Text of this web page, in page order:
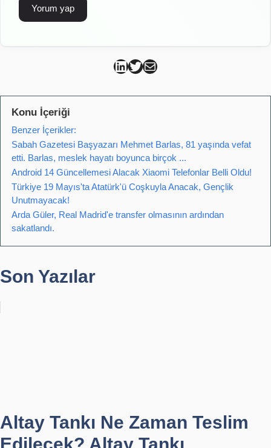
Can Kütahya Linkedin
Can Kütahya Twitter
Can Kütahya Mail
Konu İçeriği
Benzer İçerikler:
Sabah Gazetesi Başyazarı Mehmet Barlas, 81 yaşında vefat
etti. Barlas, meslek hayatı boyunca birçok ...
Android 14 Güncellemesi Alacak Xiaomi Telefonlar Belli Oldu!
Türkiye 19 Mayıs'ta Atatürk'ü Coşkuyla Anacak, Gençlik
Unutmayacak!
Arda Güler, Real Madrid'e transfer olmasının ardından
sakatlandı.
Son Yazılar
Altay Tankı Ne Zaman Teslim